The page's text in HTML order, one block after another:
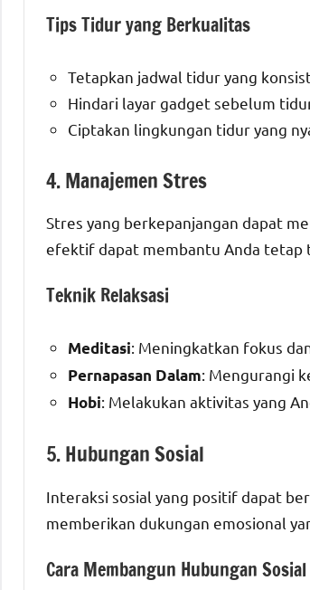
Tips Tidur yang Berkualitas
Tetapkan jadwal tidur yang
Hindari layar gadget sebelum
Ciptakan lingkungan tidur yang
4. Manajemen Stres
Stres yang berkepanjangan dapat
efektif dapat membantu Anda tetap
Teknik Relaksasi
Meditasi: Meningkatkan fokus
Pernapasan Dalam: Mengurangi
Hobi: Melakukan aktivitas yang
5. Hubungan Sosial
Interaksi sosial yang positif dapat
memberikan dukungan emosional
Cara Membangun Hubungan Sosial